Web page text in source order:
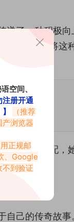
递了一种积极向
风格，并将这
到时尚搭配，
。
自己的传奇故事
空间、
注册开通
（推荐
浏览器
正规邮
、Google
到验证